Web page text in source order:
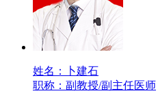
姓名：卜建石
职称：副教授/副主任医师